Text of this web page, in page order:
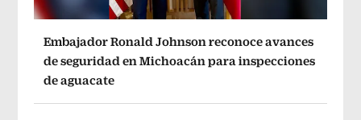
Embajador Ronald Johnson reconoce avances
de seguridad en Michoacán para inspecciones
de aguacate